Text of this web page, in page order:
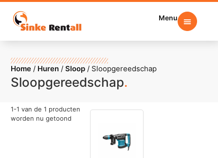
Menu
Home / Huren /Sloop / Sloopgereedschap
Sloopgereedschap.
1-1 van de1 producten
worden nu getoond